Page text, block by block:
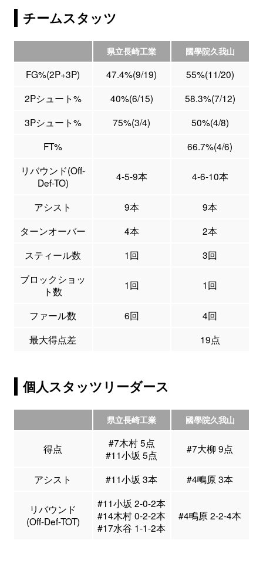
チームスタッツ
県立長崎工業 國學院久我山
FG%(2P+3P) 47.4%(9/19)
55%(11/20)
2Pシュート%
40%(6/15)
58.3%(7/12)
3Pシュート%
75%(3/4)
50%(4/8)
FT%
66.7%(4/6)
リバウンド(Off-
Def-TO)
4-5-9本 4-6-10本
アシスト 9本
9本
ターンオーバー
4本
2本
スティール数
1回
3回
ブロックショッ
ト数
1回 1回
ファール数 6回
4回
最大得点差
19点
個人スタッツリーダース
県立長崎工業 國學院久我山
得点
#7木村 5点
#11小坂 5点
#7大柳 9点
アシスト #11小坂 3本 #4鴫原 3本
リバウンド
(Off-Def-TOT)
#11小坂 2-0-2本
#14木村 0-2-2本
#17水谷 1-1-2本
#4鴫原 2-2-4本